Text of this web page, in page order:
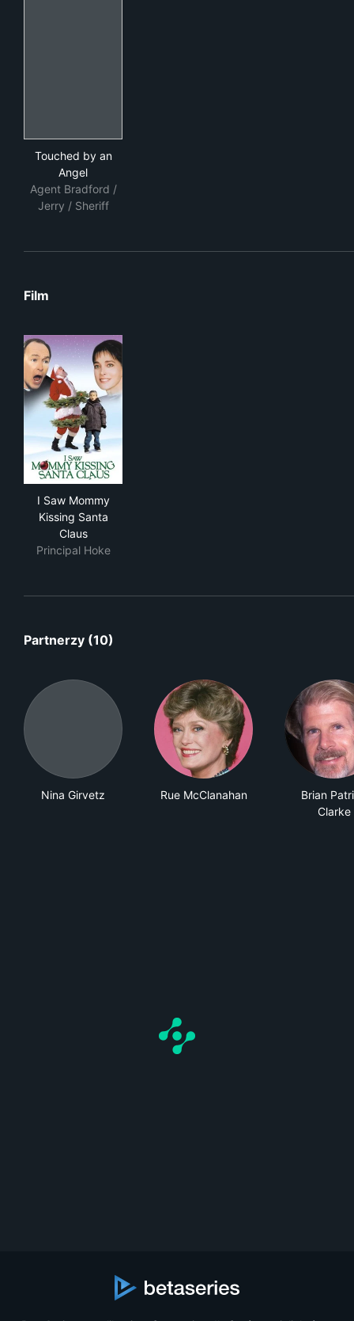
Touched by an
Angel
Agent Bradford /
Jerry / Sheriff
Film
I Saw Mommy
Kissing Santa
Claus
Principal Hoke
Partnerzy (10)
Nina Girvetz Rue McClanahan
Brian
Clarke